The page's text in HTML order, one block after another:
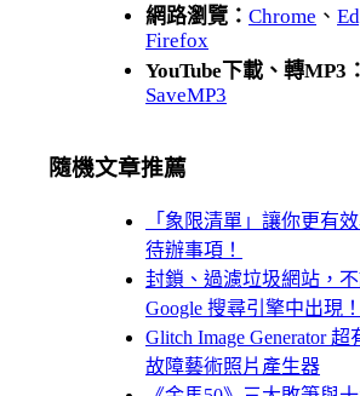
網路瀏覽： Chrome 、
Firefox
YouTube下載、轉MP3：
SaveMP3
隨機文章推薦
「象限清單」讓你更有
待辦事項！
封鎖、過濾垃圾網站，
Google 搜尋引擎中出現！
Glitch Image Generator 超
故障藝術照片產生器